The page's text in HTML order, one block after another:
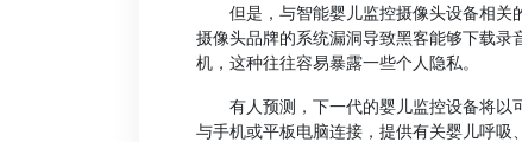
但是，与智能婴儿监控摄像头设备相关
摄像头品牌的系统漏洞导致黑客能够下载
机，这种往往容易暴露一些个人隐私。
有人预测，下一代的婴儿监控设备将以
与手机或平板电脑连接，提供有关婴儿呼